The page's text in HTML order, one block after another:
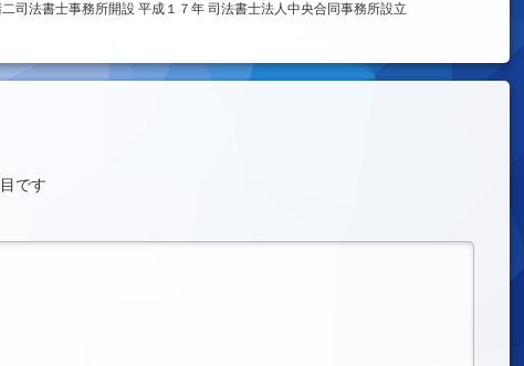
司法書士事務所開設 平成１７年 司法書士法人中央合同事務所設立
です